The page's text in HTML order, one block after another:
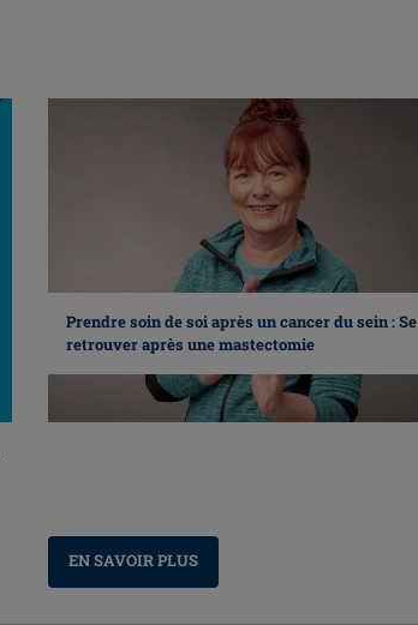
Prendre soin de soi après un cancer du sein : Se
retrouver après une mastectomie
EN SAVOIR PLUS